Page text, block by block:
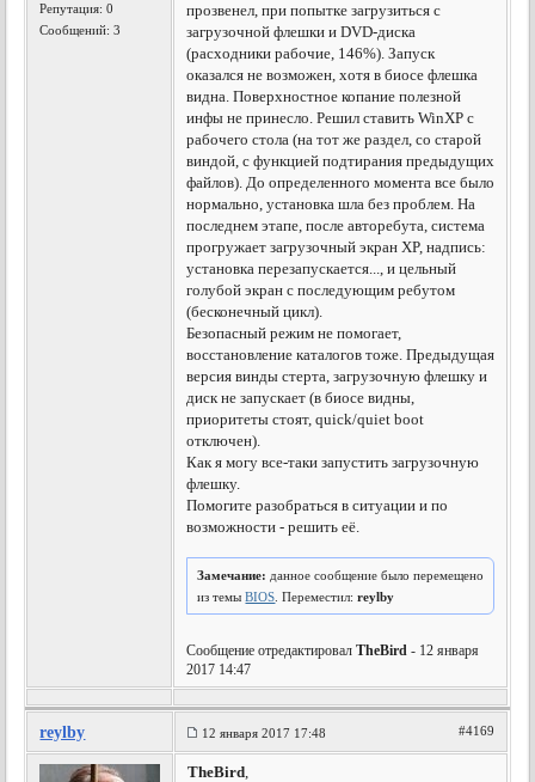
Репутация:0
Сообщений: 3
прозвенел, при попытке загрузиться с
загрузочной флешки и DVD-диска
(расходники рабочие, 146%). Запуск
оказался не возможен, хотя в биосе флешка
видна. Поверхностное копание полезной
инфы не принесло. Решил ставить WinXP с
рабочего стола (на тот же раздел, со старой
виндой, с функцией подтирания предыдущих
файлов). До определенного момента все было
нормально, установка шла без проблем. На
последнем этапе, после авторебута, система
прогружает загрузочный экран XP, надпись:
установка перезапускается..., и цельный
голубой экран с последующим ребутом
(бесконечный цикл).
Безопасный режим не помогает,
восстановление каталогов тоже. Предыдущая
версия винды стерта, загрузочную флешку и
диск не запускает (в биосе видны,
приоритеты стоят, quick/quiet boot
отключен).
Как я могу все-таки запустить загрузочную
флешку.
Помогите разобраться в ситуации и по
возможности - решить её.
Замечание: данное сообщение было перемещено
из темыBIOS . Переместил:reylby
Сообщение отредактировалTheBird - 12 января
2017 14:47
reylby 12 января 2017 17:48 #4169
TheBird,